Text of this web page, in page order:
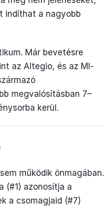
indíthat a nagyobb
Már bevetésre
az Altegio, és az MI-
megvalósításban 7–
kerül.
működik önmagában.
(#1) azonosítja a
a csomagjaid (#7)